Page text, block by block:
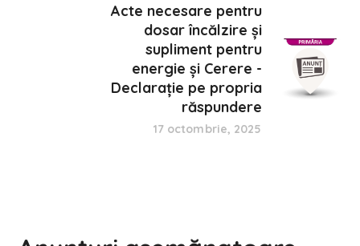
Acte necesare pentru
dosar încălzire și
supliment pentru
energie și Cerere -
Declarație pe propria
răspundere
17 octombrie, 2025